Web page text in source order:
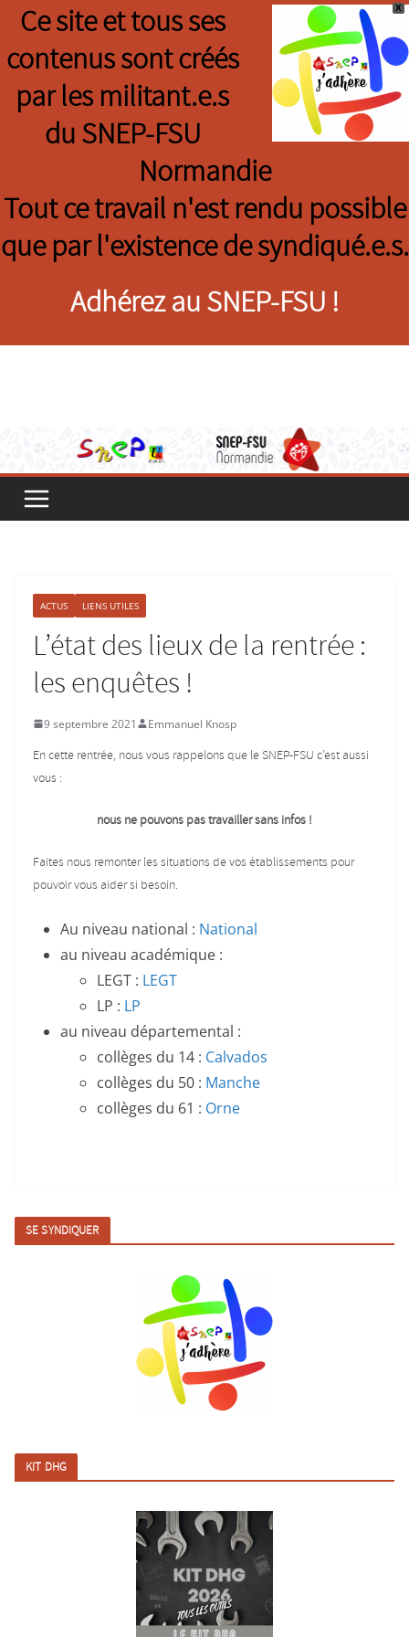
X
Ce site et tous ses
contenus sont créés
par les militant.e.s
du SNEP-FSU
Normandie
Tout ce travail n'est rendu possible
que par l'existence de syndiqué.e.s.
Adhérez au SNEP-FSU !
ACTUS LIENS UTILES
L’état des lieux de la rentrée :
les enquêtes !
9 septembre 2021 Emmanuel Knosp
En cette rentrée, nous vous rappelons que le SNEP-FSU c’est aussi
vous :
nous ne pouvons pas travailler sans infos !
Faites nous remonter les situations de vos établissements pour
pouvoir vous aider si besoin.
Au niveau national : National
au niveau académique :
LEGT : LEGT
LP : LP
au niveau départemental :
collèges du 14 : Calvados
collèges du 50 : Manche
collèges du 61 : Orne
SE SYNDIQUER
KIT DHG